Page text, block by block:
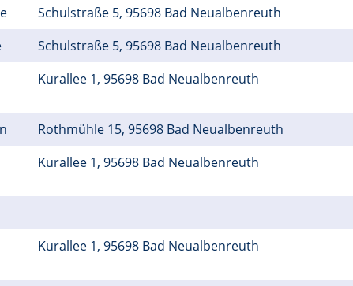
Schulstraße 5, 95698 Bad Neualbenreuth
Schulstraße 5, 95698 Bad Neualbenreuth
Kurallee 1, 95698 Bad Neualbenreuth
Rothmühle 15, 95698 Bad Neualbenreuth
Kurallee 1, 95698 Bad Neualbenreuth
Kurallee 1, 95698 Bad Neualbenreuth